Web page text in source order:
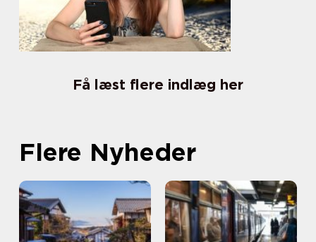
Få læst flere indlæg her
Flere Nyheder